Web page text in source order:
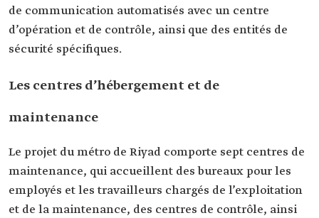
de communication automatisés avec un centre
d’opération et de contrôle, ainsi que des entités de
sécurité spécifiques.
Les centres d’hébergement et de
maintenance
Le projet du métro de Riyad comporte sept centres de
maintenance, qui accueillent des bureaux pour les
employés et les travailleurs chargés de l’exploitation
et de la maintenance, des centres de contrôle, ainsi